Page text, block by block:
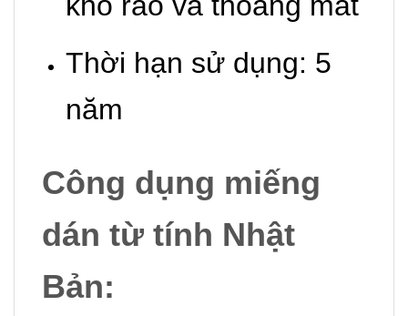
Thời hạn sử dụng: 5
năm
Công dụng miếng
dán từ tính Nhật
Bản: